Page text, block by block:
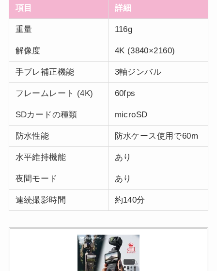
項目 詳細
重量 116g
解像度 4K (3840×2160)
手ブレ補正機能 3軸ジンバル
フレームレート (4K) 60fps
SDカードの種類 microSD
防水性能 防水ケース使用で60m
水平維持機能 あり
夜間モード あり
連続撮影時間 約140分